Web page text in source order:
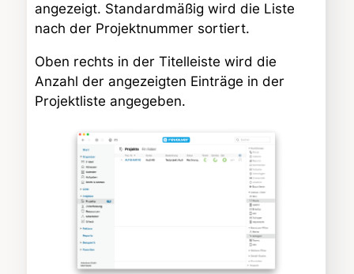
angezeigt. Standardmäßig wird die Liste
nach der Projektnummer sortiert.
Oben rechts in der Titelleiste wird die
Anzahl der angezeigten Einträge in der
Projektliste angegeben.